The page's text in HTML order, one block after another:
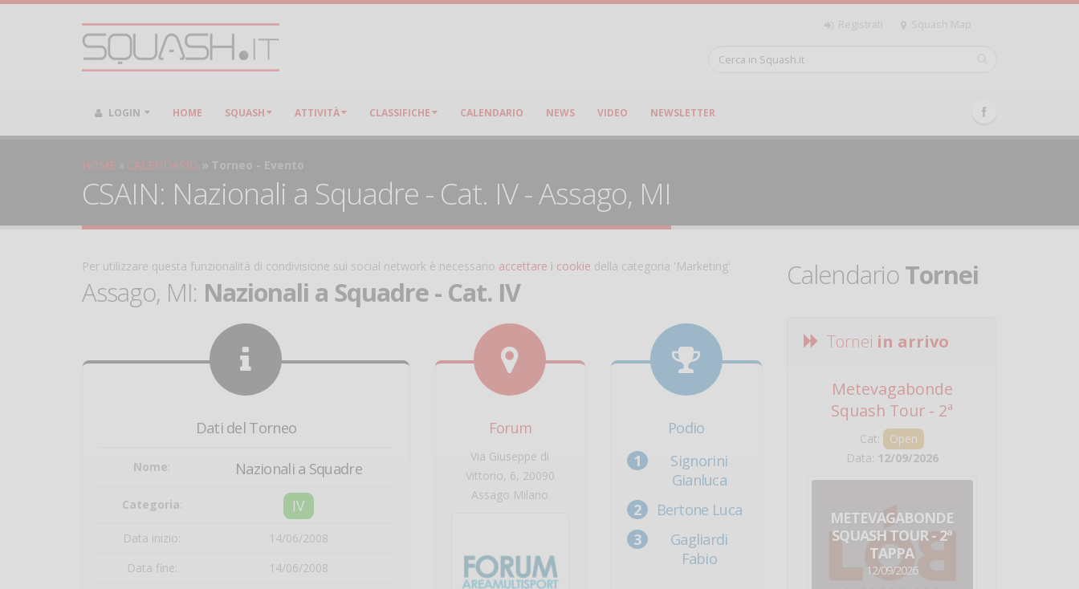
Registrati Squash Map
LOGIN HOME SQUASH ATTIVITÀ CLASSIFICHE CALENDARIO NEWS VIDEO NEWSLETTER
HOME CALENDARIO Torneo - Evento
CSAIN: Nazionali a Squadre - Cat. IV - Assago, MI
Per utilizzare questa funzionalità di condivisione sui social network è necessario accettare i cookie della categoria 'Marketing'
Assago, MI: Nazionali a Squadre - Cat. IV
Dati del Torneo
Nome: Nazionali a Squadre
Categoria: IV
Data inizio:
14/06/2008
Data fine:
14/06/2008
Forum
Via Giuseppe di
Vittorio, 6, 20090
Assago Milano
Podio
Signorini
Gianluca
Bertone Luca
Gagliardi
Fabio
CalendarioTornei
Tornei in arrivo
Metevagabonde
Squash Tour - 2ª
Tappa
Cat:
Open
Data: 12/09/2026
METEVAGABONDE
SQUASH TOUR - 2ª
TAPPA
12/09/2026